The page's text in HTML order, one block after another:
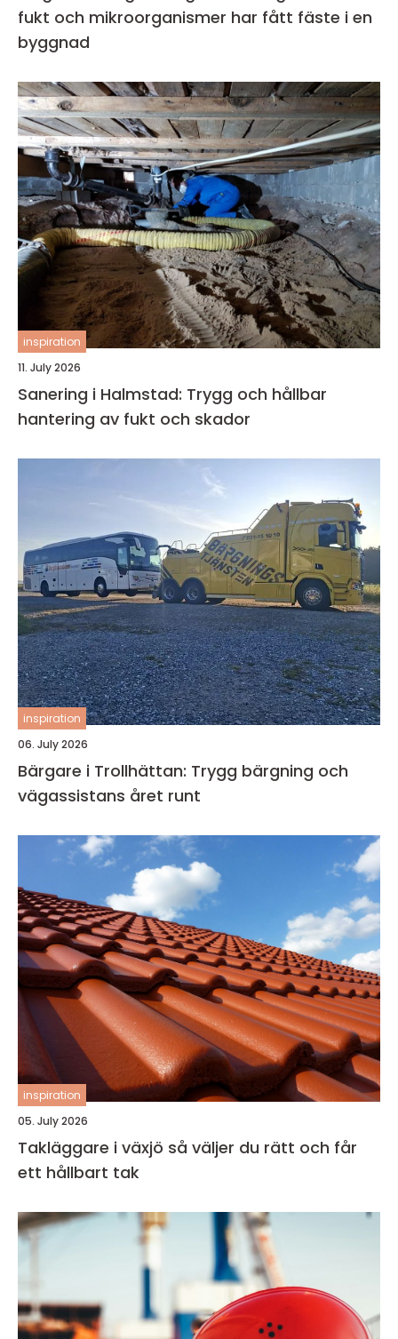
fukt och mikroorganismer har fått fäste i en
byggnad
inspiration
11. July 2026
Sanering i Halmstad: Trygg och hållbar
hantering av fukt och skador
inspiration
06. July 2026
Bärgare i Trollhättan: Trygg bärgning och
vägassistans året runt
inspiration
05. July 2026
Takläggare i växjö så väljer du rätt och får
ett hållbart tak